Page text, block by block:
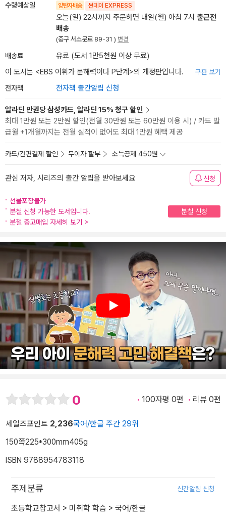
수령예상일 양탄자배송 썬데이 EXPRESS
오늘(일) 22시까지 주문하면 내일(월) 아침 7시 출근전
배송
(중구 서소문로 89-31 ) 변경
배송료
유료 (도서 1만5천원 이상 무료)
이 도서는 <EBS 어휘가 문해력이다 P단계 >의 개정판입니다. 구판 보기
전자책 전자책 출간알림 신청
알라딘 만권당 삼성카드, 알라딘 15% 청구 할인
최대 1만원 또는 2만원 할인(전월 30만원 또는 60만원 이용 시) / 카드 발
급월 +1개월까지는 전월 실적이 없어도 최대 1만원 혜택 제공
카드/간편결제 할인 무이자 할부 소득공제 450원
관심 저자, 시리즈의 출간 알림을 받아보세요 신청
선물포장불가
분철 신청 가능한 도서입니다.
분철 신청
분철 중고매입 자세히 보기 >
Play
0 100자평 0편 리뷰 0편
세일즈포인트 2,236국어/한글 주간 29위
150쪽225*300mm405g
ISBN 9788954783118
주제분류 신간알림 신청
초등학교참고서 > 미취학 학습 > 국어/한글